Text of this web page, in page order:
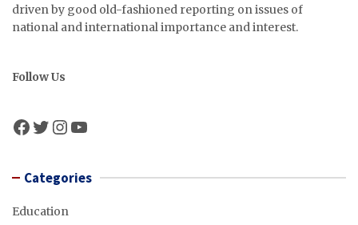
driven by good old-fashioned reporting on issues of
national and international importance and interest.
Follow Us
Facebook
Twitter
Instagram
YouTube
Categories
Education